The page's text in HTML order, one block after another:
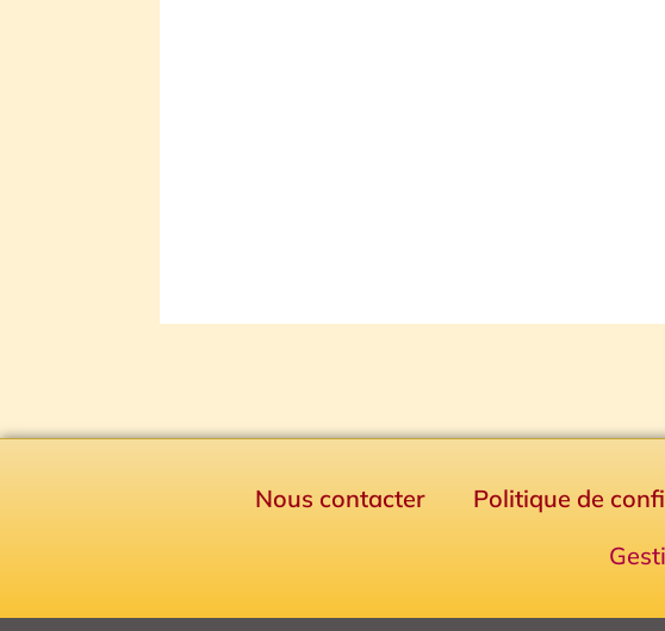
Nous contacter Politique de